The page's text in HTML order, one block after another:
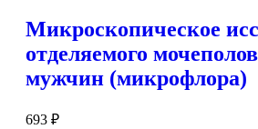
Микроскопическое
отделяемого
мужчин (микрофлора)
693 ₽